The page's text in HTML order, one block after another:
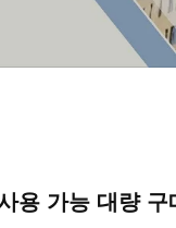
용 가능 대량